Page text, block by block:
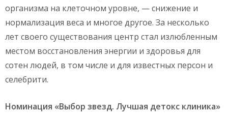
организма на клеточном уровне, — снижение и
нормализация веса и многое другое. За несколько
лет своего существования центр стал излюбленным
местом восстановления энергии и здоровья для
сотен людей, в том числе и для известных персон и
селебрити.
Номинация «Выбор звезд. Лучшая детокс клиника»